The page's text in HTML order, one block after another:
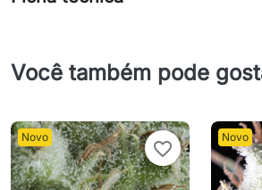
Você também pode
Novo
favorite_border
Novo